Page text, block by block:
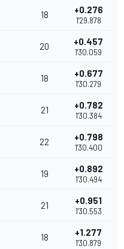
18 +0.276
1'29.878
20 +0.457
1'30.059
18 +0.677
1'30.279
21 +0.782
1'30.384
22 +0.798
1'30.400
19 +0.892
1'30.494
21 +0.951
1'30.553
18 +1.277
1'30.879